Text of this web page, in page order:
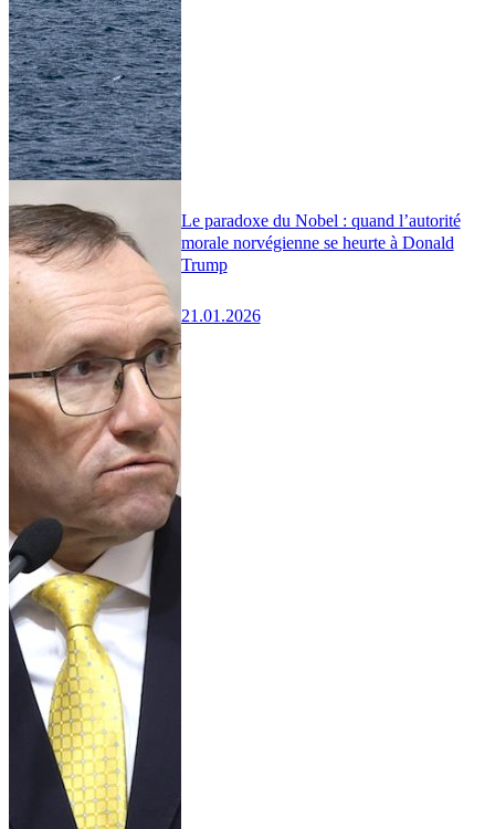
Le paradoxe du Nobel : quand l’autorité
morale norvégienne se heurte à Donald
Trump
21.01.2026